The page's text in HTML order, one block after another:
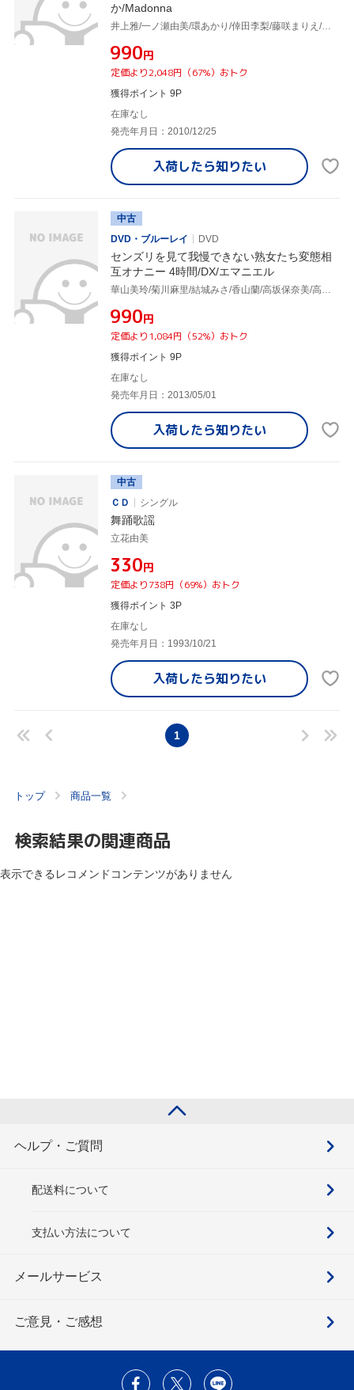
か/Madonna
井上雅/一ノ瀬由美/環あかり/倖田李梨/藤咲まりえ/立花瞳/橘未稀/真田ゆかり/紫彩乃/佐伯晴香/あずま樹/白咲蓮/上原留華/麻実ゆうか
¥990円
定価より2,048円（67%）おトク
獲得ポイント 9P
在庫なし
発売年月日：2010/12/25
入荷したら知りたい
中古
DVD・ブルーレイ
DVD
センズリを見て我慢できない熟女たち変態相
互オナニー 4時間/DX/エマニエル
華山美玲/菊川麻里/結城みさ/香山蘭/高坂保奈美/高島恭子/三咲恭子/秋川真里/小宮由梨絵/城エレン/真下礼子/星杏奈/蒼乃幸恵/美原咲子/宝来みずほ/北原夏美/北条美里/本庄瞳/麻布じゅん/柳田やよい/立花みずき/小滝沙由美/石橋ゆう子/森貴代美/仲田絵理/麻生ともよ
¥990円
定価より1,084円（52%）おトク
獲得ポイント 9P
在庫なし
発売年月日：2013/05/01
入荷したら知りたい
中古
ＣＤ
シングル
舞踊歌謡
立花由美
¥330円
定価より738円（69%）おトク
獲得ポイント 3P
在庫なし
発売年月日：1993/10/21
入荷したら知りたい
1
トップ 商品一覧
検索結果の関連商品
表示できるレコメンドコンテンツがありません
ヘルプ・ご質問
配送料について
支払い方法について
メールサービス
ご意見・ご感想